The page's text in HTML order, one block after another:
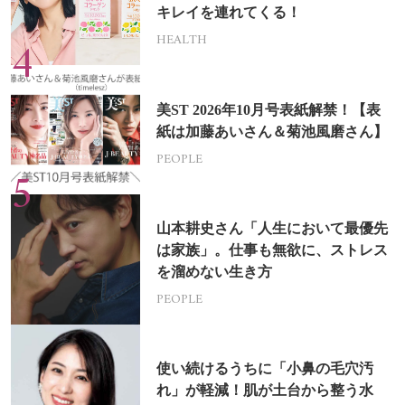
キレイを連れてくる！
HEALTH
美ST 2026年10月号表紙解禁！【表
紙は加藤あいさん＆菊池風磨さん】
PEOPLE
山本耕史さん「人生において最優先
は家族」。仕事も無欲に、ストレス
を溜めない生き方
PEOPLE
使い続けるうちに「小鼻の毛穴汚
れ」が軽減！肌が土台から整う水